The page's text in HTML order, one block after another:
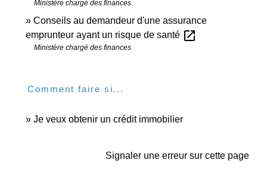
Ministère chargé des finances
Conseils au demandeur d'une assurance
emprunteur ayant un risque de santé open_in_new
Ministère chargé des finances
Comment faire si...
Je veux obtenir un crédit immobilier
Signaler une erreur sur cette page